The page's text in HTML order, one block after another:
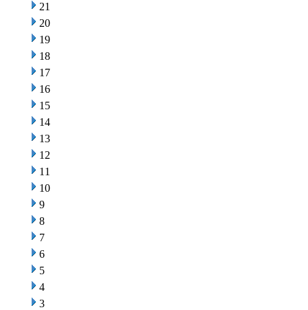
21
20
19
18
17
16
15
14
13
12
11
10
9
8
7
6
5
4
3